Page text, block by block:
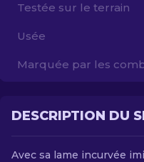
Testée sur le terrain
Usée
Marquée par les
DESCRIPTION DU
Avec sa lame incurvée